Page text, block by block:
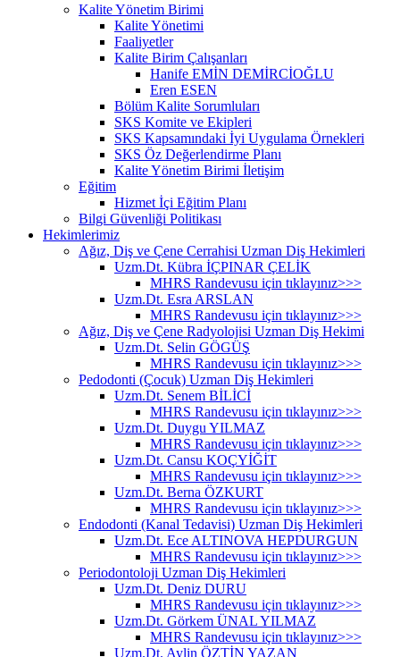
Kalite Yönetim Birimi
Kalite Yönetimi
Faaliyetler
Kalite Birim Çalışanları
Hanife EMİN DEMİRCİOĞLU
Eren ESEN
Bölüm Kalite Sorumluları
SKS Komite ve Ekipleri
SKS Kapsamındaki İyi Uygulama Örnekleri
SKS Öz Değerlendirme Planı
Kalite Yönetim Birimi İletişim
Eğitim
Hizmet İçi Eğitim Planı
Bilgi Güvenliği Politikası
Hekimlerimiz
Ağız, Diş ve Çene Cerrahisi Uzman Diş Hekimleri
Uzm.Dt. Kübra İÇPINAR ÇELİK
MHRS Randevusu için tıklayınız>>>
Uzm.Dt. Esra ARSLAN
MHRS Randevusu için tıklayınız>>>
Ağız, Diş ve Çene Radyolojisi Uzman Diş Hekimi
Uzm.Dt. Selin GÖGÜŞ
MHRS Randevusu için tıklayınız>>>
Pedodonti (Çocuk) Uzman Diş Hekimleri
Uzm.Dt. Senem BİLİCİ
MHRS Randevusu için tıklayınız>>>
Uzm.Dt. Duygu YILMAZ
MHRS Randevusu için tıklayınız>>>
Uzm.Dt. Cansu KOÇYİĞİT
MHRS Randevusu için tıklayınız>>>
Uzm.Dt. Berna ÖZKURT
MHRS Randevusu için tıklayınız>>>
Endodonti (Kanal Tedavisi) Uzman Diş Hekimleri
Uzm.Dt. Ece ALTINOVA HEPDURGUN
MHRS Randevusu için tıklayınız>>>
Periodontoloji Uzman Diş Hekimleri
Uzm.Dt. Deniz DURU
MHRS Randevusu için tıklayınız>>>
Uzm.Dt. Görkem ÜNAL YILMAZ
MHRS Randevusu için tıklayınız>>>
Uzm.Dt. Aylin ÖZTİN YAZAN